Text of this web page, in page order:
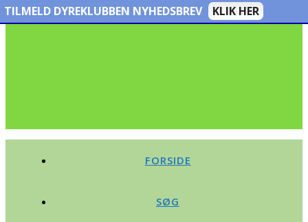
FORSIDE
SØG
TILMELD DYREKLUBBEN NYHEDSBREV KLIK HER